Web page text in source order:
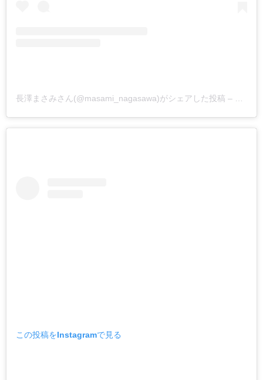
長澤まさみさん(@masami_nagasawa)がシェアした投稿 –
この投稿をInstagramで見る